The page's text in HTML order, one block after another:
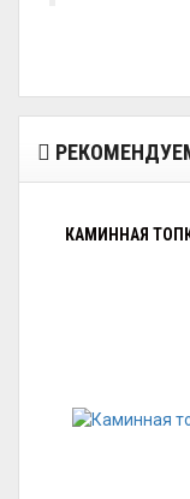
КАМИННАЯ ТОПКА